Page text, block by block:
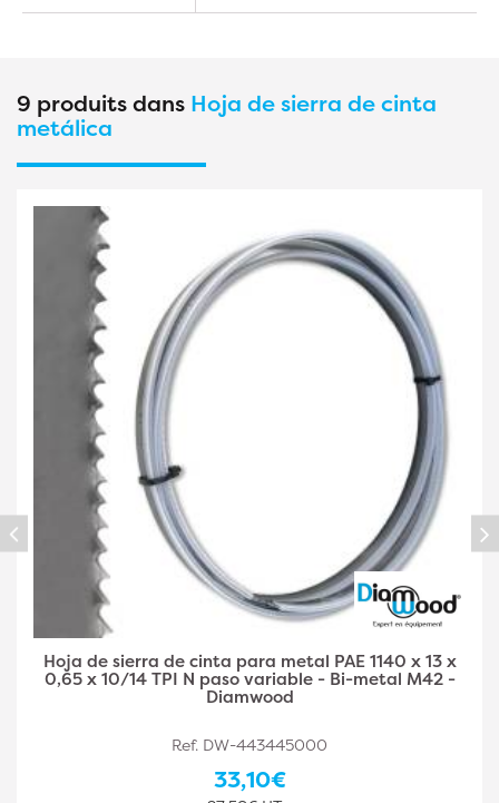
9 produits dans Hoja de sierra de cinta
metálica
Hoja de Sierra de Cinta Metal PAE 1140 x 13 x 0,65 x
6/10 TPI N Paso Variable - Bi-Metal M42 -
Diamwood
Ref. DW-443445001
33,10€